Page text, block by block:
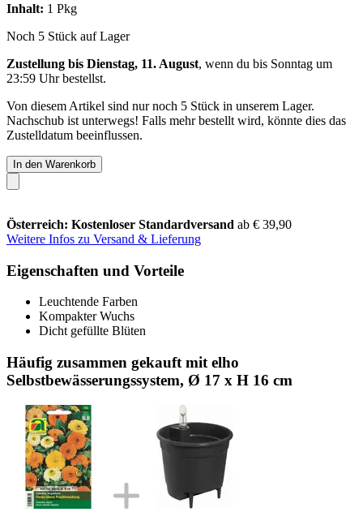
Inhalt: 1 Pkg
Noch 5 Stück auf Lager
Zustellung bis Dienstag, 11. August, wenn du bis Sonntag um
23:59 Uhrbestellst.
Von diesem Artikel sind nur noch 5 Stück in unserem Lager.
Nachschub ist unterwegs! Falls mehr bestellt wird, könnte dies das
Zustelldatum beeinflussen.
In den Warenkorb
Österreich: Kostenloser Standardversand ab € 39,90
Weitere Infos zu Versand & Lieferung
Eigenschaften und Vorteile
Leuchtende Farben
Kompakter Wuchs
Dicht gefüllte Blüten
Häufig zusammen gekauft mit elho
Selbstbewässerungssystem, Ø 17 x H 16 cm